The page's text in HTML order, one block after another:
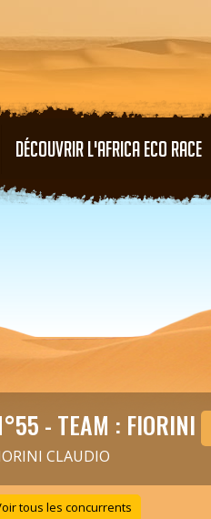
DÉCOUVRIR L'AFRICA ECO RACE
- TEAM : FIORINI
CLAUDIO
tous les concurrents